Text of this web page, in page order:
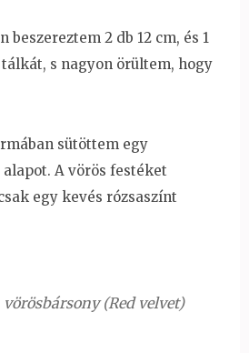
beszereztem 2 db 12 cm, és 1
s nagyon örültem, hogy
sütöttem egy
A vörös festéket
egy kevés rózsaszínt
(Red velvet)